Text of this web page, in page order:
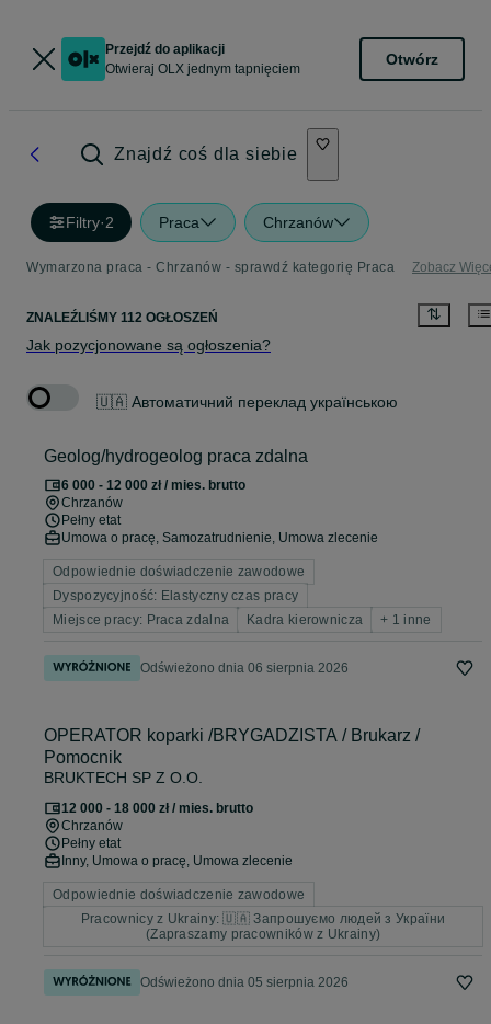
Przejdź do aplikacji
Otwieraj OLX jednym tapnięciem
Otwórz
Znajdź coś dla siebie
Filtry·2 Praca Chrzanów
Wymarzona praca - Chrzanów - sprawdź kategorię Praca Zobacz
ZNALEŹLIŚMY 112 OGŁOSZEŃ
Jak pozycjonowane są ogłoszenia?
🇺🇦 Автоматичний переклад українською
Geolog/hydrogeolog praca zdalna
6 000 - 12 000 zł / mies. brutto
Chrzanów
Pełny etat
Umowa o pracę, Samozatrudnienie, Umowa zlecenie
Odpowiednie doświadczenie zawodowe
Dyspozycyjność: Elastyczny czas pracy
Miejsce pracy: Praca zdalna
Kadra kierownicza + 1 inne
Odświeżono dnia 06 sierpnia 2026
OPERATOR koparki /BRYGADZISTA / Brukarz /
Pomocnik
BRUKTECH SP Z O.O.
12 000 - 18 000 zł / mies. brutto
Chrzanów
Pełny etat
Inny, Umowa o pracę, Umowa zlecenie
Odpowiednie doświadczenie zawodowe
Pracownicy z Ukrainy: 🇺🇦 Запрошуємо людей з України
(Zapraszamy pracowników z Ukrainy)
Odświeżono dnia 05 sierpnia 2026